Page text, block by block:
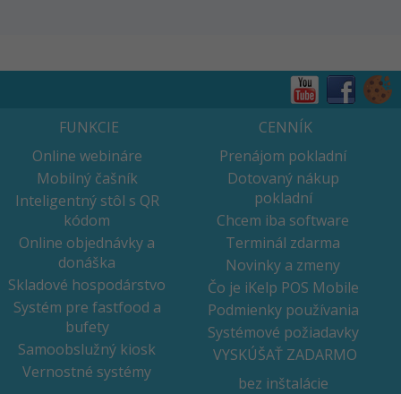
FUNKCIE
Online webináre
Mobilný čašník
Inteligentný stôl s QR
kódom
Online objednávky a
donáška
Skladové hospodárstvo
Systém pre fastfood a
bufety
Samoobslužný kiosk
Vernostné systémy
CENNÍK
Prenájom pokladní
Dotovaný nákup
pokladní
Chcem iba software
Terminál zdarma
Novinky a zmeny
Čo je iKelp POS Mobile
Podmienky používania
Systémové požiadavky
VYSKÚŠAŤ ZADARMO
bez inštalácie